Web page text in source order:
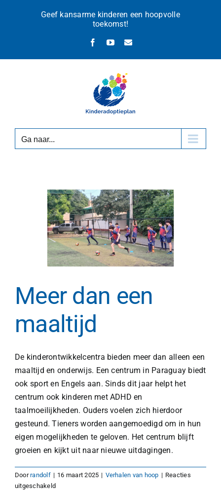
Geef kansarme kinderen een hoopvolle
toekomst!
FacebookYouTube
E-
Ga naar...
Meer dan een
maaltijd
De kinderontwikkelcentra bieden meer dan alleen een
maaltijd en onderwijs. Een centrum in Paraguay biedt
ook sport en Engels aan. Sinds dit jaar helpt het
centrum ook kinderen met ADHD en
taalmoeilijkheden. Ouders voelen zich hierdoor
gesteund. Tieners worden aangemoedigd om in hun
eigen mogelijkheden te geloven. Het centrum blijft
groeien en kijkt uit naar nieuwe uitdagingen.
Doorrandolf | 16 maart 2025 | Verhalen van hoop | Reacties
uitgeschakeldvoor